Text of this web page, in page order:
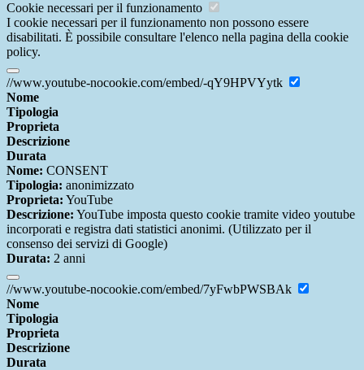
Cookie necessari per il funzionamento
I cookie necessari per il funzionamento non possono essere
disabilitati. È possibile consultare l'elenco nella pagina della cookie
policy.
//www.youtube-nocookie.com/embed/-qY9HPVYytk
Nome
Tipologia
Proprieta
Descrizione
Durata
Nome: CONSENT
Tipologia: anonimizzato
Proprieta: YouTube
Descrizione: YouTube imposta questo cookie tramite video youtube
incorporati e registra dati statistici anonimi. (Utilizzato per il
consenso dei servizi di Google)
Durata: 2 anni
//www.youtube-nocookie.com/embed/7yFwbPWSBAk
Nome
Tipologia
Proprieta
Descrizione
Durata